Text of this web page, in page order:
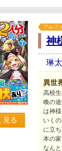
見る
アルフ
神
琳太
異世
高校
喚の
は神
いく
に立
本の
なん